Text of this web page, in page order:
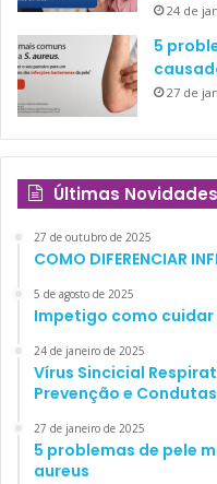
24 de
5
27 de
Últimas Novidades
27 de outubro de 2025
COMO DIFERENCIAR
5 de agosto de 2025
Impetigo como
24 de janeiro de 2025
Vírus Sincicial
Prevenção e
27 de janeiro de 2025
5 problemas de pele
aureus